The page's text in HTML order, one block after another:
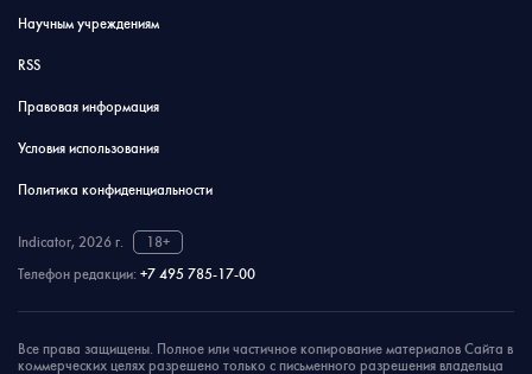
Научным учреждениям
RSS
Правовая информация
Условия использования
Политика конфиденциальности
Indicator, 2026 г.
18+
Телефон редакции: +7 495 785-17-00
Все права защищены. Полное или частичное копирование материалов Сайта в
коммерческих целях разрешено только с письменного разрешения владельца